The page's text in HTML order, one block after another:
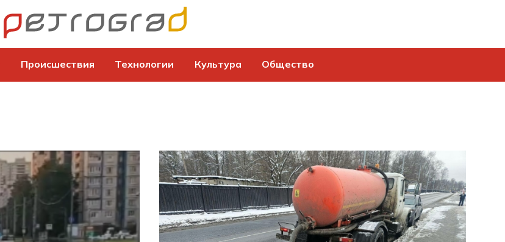
Происшествия Технологии Культура Общество